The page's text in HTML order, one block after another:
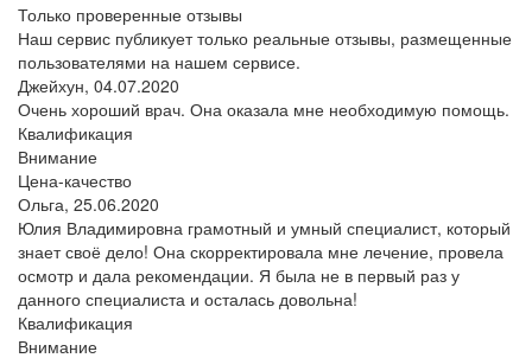
Только проверенные отзывы
Наш сервис публикует только реальные отзывы, размещенные
пользователями на нашем сервисе.
Джейхун, 04.07.2020
Очень хороший врач. Она оказала мне необходимую помощь.
Квалификация
Внимание
Цена-качество
Ольга, 25.06.2020
Юлия Владимировна грамотный и умный специалист, который
знает своё дело! Она скорректировала мне лечение, провела
осмотр и дала рекомендации. Я была не в первый раз у
данного специалиста и осталась довольна!
Квалификация
Внимание